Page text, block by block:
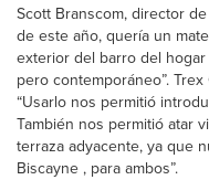
Scott Branscom, director
de este año, quería un
exterior del barro del
pero contemporáneo”.
“Usarlo nos permitió
También nos permitió atar
terraza adyacente, ya que
Biscayne , para ambos”.